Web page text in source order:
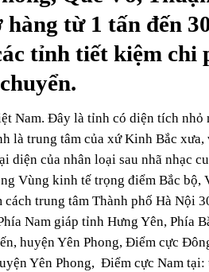
hàng từ 1 tấn đến
tỉnh tiết kiệm chi
Nam. Đây là tỉnh có diện tích
là trung tâm của xứ Kinh Bắc
diện của nhân loại sau nhã nhạc
Vùng kinh tế trọng điểm Bắc
cách trung tâm Thành phố Hà
Nam giáp tỉnh Hưng Yên, Phía
huyện Yên Phong, Điểm cực
Yên Phong, Điểm cực Nam